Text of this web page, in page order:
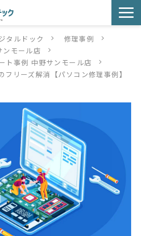
タルドック
修理事例
ンモール店
ト事例 中野サンモール店
リーズ解消【パソコン修理事例】